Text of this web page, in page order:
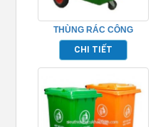
THÙNG RÁC CÔNG
NGHIỆP 660 LÍT
CHI TIẾT